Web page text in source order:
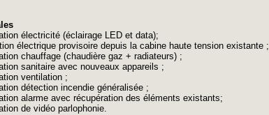
électricité (éclairage LED et data);
électrique provisoire depuis la cabine haute tension existante ;
chauffage (chaudière gaz + radiateurs) ;
sanitaire avec nouveaux appareils ;
ventilation ;
détection incendie généralisée ;
alarme avec récupération des éléments existants;
de vidéo parlophonie.